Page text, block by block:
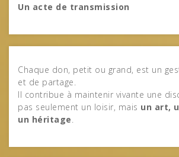
Un acte de transmission
Chaque don, petit ou grand, est un
et de partage.
Il contribue à maintenir vivante une
pas seulement un loisir, mais un art,
un héritage